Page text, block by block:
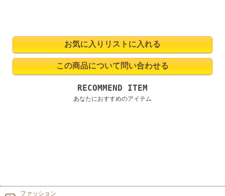
RECOMMEND ITEM
あなたにおすすめのアイテム
ファッション